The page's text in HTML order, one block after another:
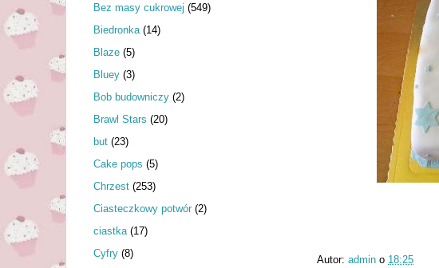
Autor: admin o 18:25
Bez masy cukrowej (549)
Biedronka (14)
Blaze (5)
Bluey (3)
Bob budowniczy (2)
Brawl Stars (20)
but (23)
Cake pops (5)
Chrzest (253)
Ciasteczkowy potwór (2)
ciastka (17)
Cyfry (8)